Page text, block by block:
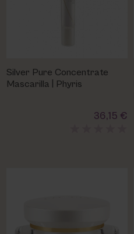
Silver Pure Concentrate
Mascarilla | Phyris
36,15 €